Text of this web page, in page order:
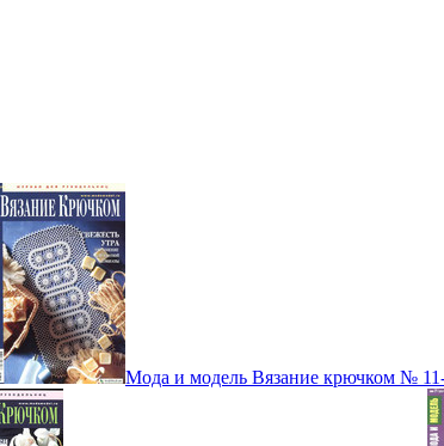
Мода и модель Вязание крючком № 11-